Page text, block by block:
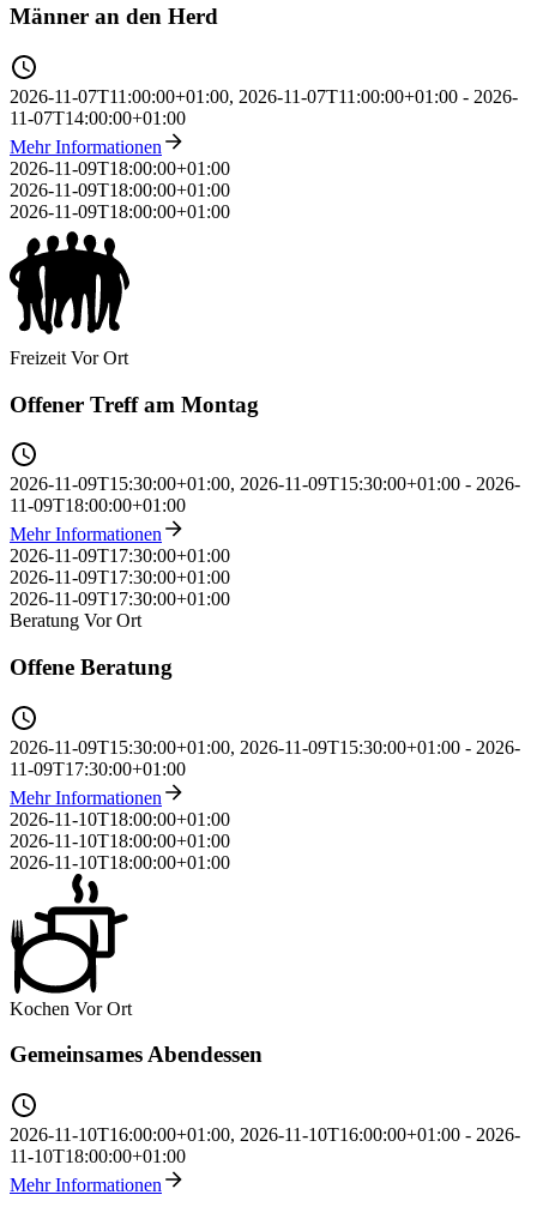
Männer an den Herd
2026-11-07T11:00:00+01:00, 2026-11-07T11:00:00+01:00 - 2026-
11-07T14:00:00+01:00
Mehr Informationen
2026-11-09T18:00:00+01:00
2026-11-09T18:00:00+01:00
2026-11-09T18:00:00+01:00
Freizeit Vor Ort
Offener Treff am Montag
2026-11-09T15:30:00+01:00, 2026-11-09T15:30:00+01:00 - 2026-
11-09T18:00:00+01:00
Mehr Informationen
2026-11-09T17:30:00+01:00
2026-11-09T17:30:00+01:00
2026-11-09T17:30:00+01:00
Beratung Vor Ort
Offene Beratung
2026-11-09T15:30:00+01:00, 2026-11-09T15:30:00+01:00 - 2026-
11-09T17:30:00+01:00
Mehr Informationen
2026-11-10T18:00:00+01:00
2026-11-10T18:00:00+01:00
2026-11-10T18:00:00+01:00
Kochen Vor Ort
Gemeinsames Abendessen
2026-11-10T16:00:00+01:00, 2026-11-10T16:00:00+01:00 - 2026-
11-10T18:00:00+01:00
Mehr Informationen